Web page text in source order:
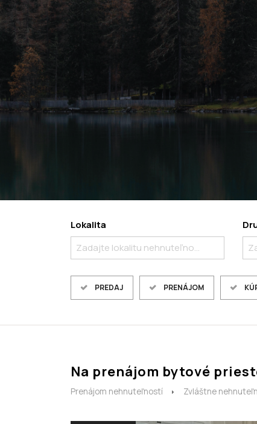
Lokalita
Zadajte lokalitu nehnuteľnosti ..
PREDAJ PRENÁJOM
Na prenájom bytové
Prenájom nehnuteľností Zvláštne